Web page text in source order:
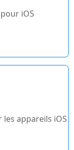
iOS
appareils iOS